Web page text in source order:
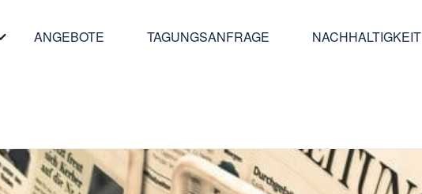
ANGEBOTE TAGUNGSANFRAGE NACHHALTIGKEIT